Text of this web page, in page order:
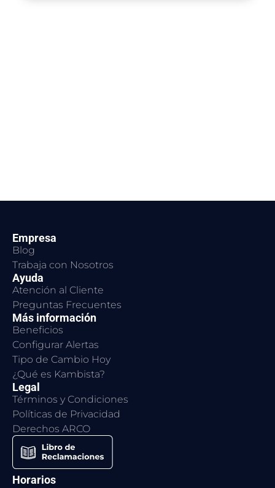
Empresa
Blog
Trabaja con Nosotros
Ayuda
Atención al Cliente
Preguntas Frecuentes
Más información
Beneficios
Configurar Alertas
Tipo de Cambio Hoy
¿Qué es Kambista?
Legal
Términos y Condiciones
Políticas de Privacidad
Derechos ARCO
Horarios